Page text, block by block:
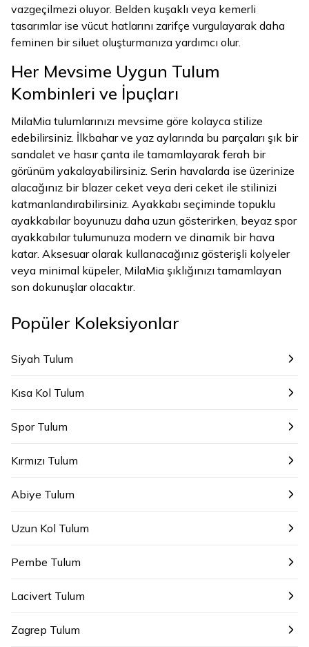
vazgeçilmezi oluyor. Belden kuşaklı veya kemerli
tasarımlar ise vücut hatlarını zarifçe vurgulayarak daha
feminen bir siluet oluşturmanıza yardımcı olur.
Her Mevsime Uygun Tulum
Kombinleri ve İpuçları
MilaMia tulumlarınızı mevsime göre kolayca stilize
edebilirsiniz. İlkbahar ve yaz aylarında bu parçaları şık bir
sandalet ve hasır çanta ile tamamlayarak ferah bir
görünüm yakalayabilirsiniz. Serin havalarda ise üzerinize
alacağınız bir blazer ceket veya deri ceket ile stilinizi
katmanlandırabilirsiniz. Ayakkabı seçiminde topuklu
ayakkabılar boyunuzu daha uzun gösterirken, beyaz spor
ayakkabılar tulumunuza modern ve dinamik bir hava
katar. Aksesuar olarak kullanacağınız gösterişli kolyeler
veya minimal küpeler, MilaMia şıklığınızı tamamlayan
son dokunuşlar olacaktır.
Popüler Koleksiyonlar
Siyah Tulum
Kısa Kol Tulum
Spor Tulum
Kırmızı Tulum
Abiye Tulum
Uzun Kol Tulum
Pembe Tulum
Lacivert Tulum
Zagrep Tulum